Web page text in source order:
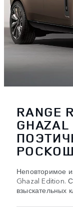
RANGE
GHAZAL
Неповторимое
Ghazal Edition.
взыскательных